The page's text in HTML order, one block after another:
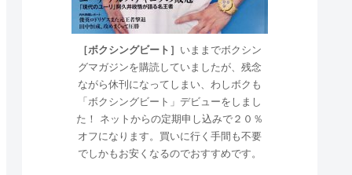
［ボクシングビート］ いままでボクシン
グマガジンを購読していましたが、残念
ながら休刊になってしまい、わしボクも
「ボクシングビート」デビューをしまし
た！ ネットからの定期申し込みで２０％
オフになります。買いに行く手間も不要
でしかもお安くなるのでおすすめです。